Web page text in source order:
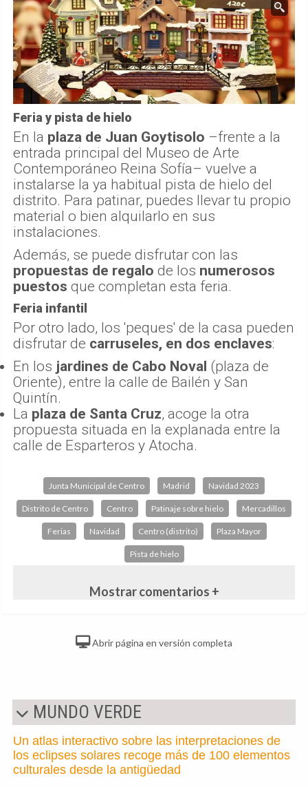
Feria y pista de hielo
En la plaza de Juan Goytisolo –frente a la
entrada principal del Museo de Arte
Contemporáneo Reina Sofía– vuelve a
instalarse la ya habitual pista de hielo del
distrito. Para patinar, puedes llevar tu propio
material o bien alquilarlo en sus
instalaciones.
Además, se puede disfrutar con las
propuestas de regalo de los numerosos
puestos que completan esta feria.
Feria infantil
Por otro lado, los 'peques' de la casa pueden
disfrutar de carruseles, en dos enclaves:
En los jardines de Cabo Noval (plaza de
Oriente), entre la calle de Bailén y San
Quintín.
La plaza de Santa Cruz, acoge la otra
propuesta situada en la explanada entre la
calle de Esparteros y Atocha.
Junta Municipal de Centro Madrid Navidad 2023
Distrito de Centro Centro Patinaje sobre hielo Mercadillos
Ferias Navidad Centro (distrito) Plaza Mayor
Pista de hielo
Mostrar comentarios +
Abrir página en versión completa
MUNDO VERDE
Un atlas interactivo sobre las interpretaciones de
los eclipses solares recoge más de 100 elementos
culturales desde la antigüedad